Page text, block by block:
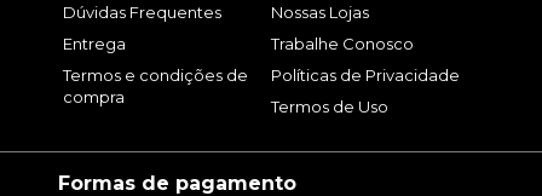
Dúvidas Frequentes
Entrega
Termos e condições de
compra
Nossas Lojas
Trabalhe Conosco
Políticas de Privacidade
Termos de Uso
Formas de pagamento